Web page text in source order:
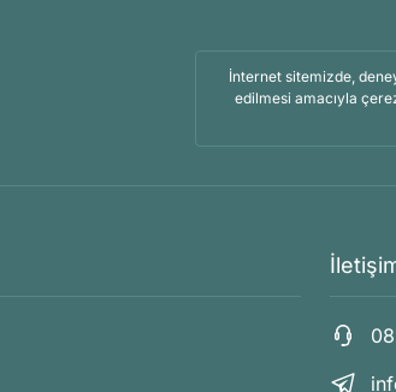
İnternet sitemizde,
edilmesi amacıyla